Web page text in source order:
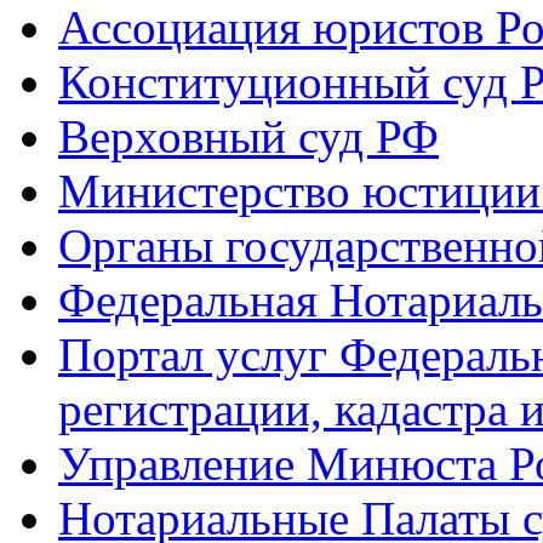
Ассоциация юристов
Конституционный суд
Верховный суд РФ
Министерство
Органы
Федеральная
Портал услуг
регистрации, кадастра
Управление Минюста
Нотариальные Палаты